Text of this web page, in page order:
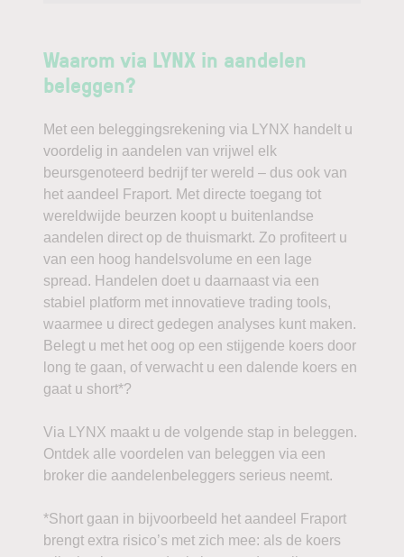
Waarom via LYNX in aandelen
beleggen?
Met een beleggingsrekening via LYNX handelt u
voordelig in aandelen van vrijwel elk
beursgenoteerd bedrijf ter wereld – dus ook van
het aandeel Fraport. Met directe toegang tot
wereldwijde beurzen koopt u buitenlandse
aandelen direct op de thuismarkt. Zo profiteert u
van een hoog handelsvolume en een lage
spread. Handelen doet u daarnaast via een
stabiel platform met innovatieve trading tools,
waarmee u direct gedegen analyses kunt maken.
Belegt u met het oog op een stijgende koers door
long te gaan, of verwacht u een dalende koers en
gaat u short*?
Via LYNX maakt u de volgende stap in beleggen.
Ontdek alle voordelen van beleggen via een
broker die aandelenbeleggers serieus neemt.
*Short gaan in bijvoorbeeld het aandeel Fraport
brengt extra risico’s met zich mee: als de koers